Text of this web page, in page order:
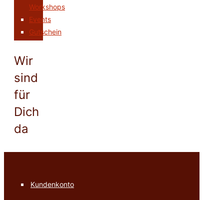
Workshops
Events
Gutschein
Wir
sind
für
Dich
da
Kundenkonto